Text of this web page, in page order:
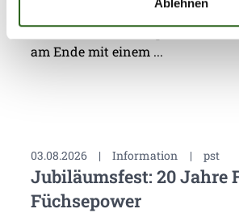
Ablehnen
Spitzenclub Aalborg Håndbold
Füchse Berlin einen packenden
am Ende mit einem ...
03.08.2026 | Information | pst
Jubiläumsfest: 20 Jahre
Füchsepower